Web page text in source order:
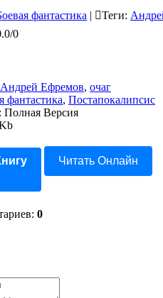
фантастика | Теги:
/0
Андрей Ефремов, очаг
фантастика, Постапокалипсис
Полная Версия
Читать Онлайн
: 0